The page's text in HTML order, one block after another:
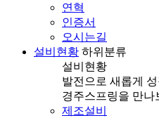
연혁
인증서
오시는길
설비현황 하위분류
설비현황
발전으로 새롭게
경주스프링을 만나
제조설비